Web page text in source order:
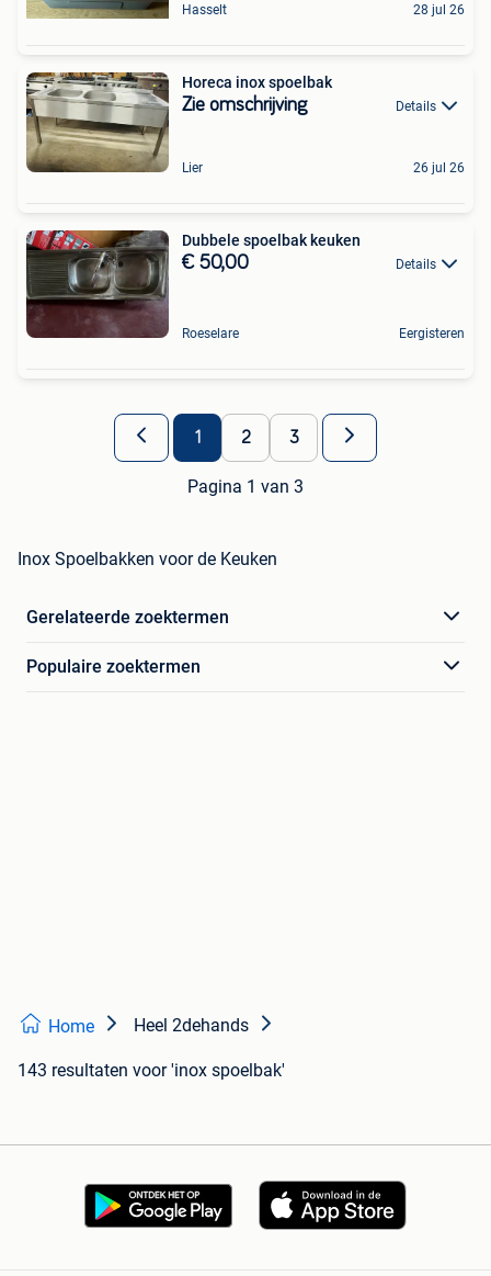
Hasselt 28 jul 26
Horeca inox spoelbak
Zie omschrijving Details
Lier 26 jul 26
Dubbele spoelbak keuken
€ 50,00 Details
Roeselare Eergisteren
1 2 3
Pagina 1 van 3
Inox Spoelbakken voor de Keuken
Gerelateerde zoektermen
Populaire zoektermen
Home Heel 2dehands
143 resultaten voor 'inox spoelbak'